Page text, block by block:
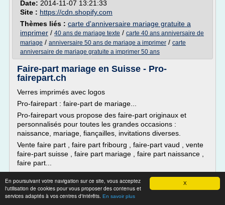
X
En poursuivant votre navigation sur ce site, vous acceptez
l'utilisation de cookies pour vous proposer des contenus et
services adaptés à vos centres d'intérêts. En savoir plus
Date: 2014-11-07 13:21:33
Site : https://cdn.shopify.com
Thèmes liés : carte d'anniversaire mariage gratuite a
imprimer / 40 ans de mariage texte / carte 40 ans anniversaire de
mariage / anniversaire 50 ans de mariage a imprimer / carte
anniversaire de mariage gratuite a imprimer 50 ans
Faire-part mariage en Suisse - Pro-
fairepart.ch
Verres imprimés avec logos
Pro-fairepart : faire-part de mariage...
Pro-fairepart vous propose des faire-part originaux et
personnalisés pour toutes les grandes occasions :
naissance, mariage, fiançailles, invitations diverses.
Vente faire part , faire part fribourg , faire-part vaud , vente
faire-part suisse , faire part mariage , faire part naissance ,
faire part...
Lire la suite
Site :http://pro-fairepart.ch